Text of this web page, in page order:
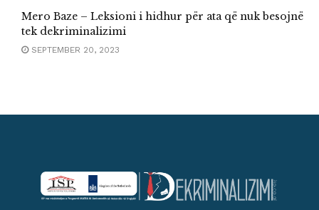
Mero Baze – Leksioni i hidhur për ata që nuk besojnë
tek dekriminalizimi
SEPTEMBER 20, 2023